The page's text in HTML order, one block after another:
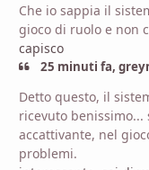
Che io sappia il
gioco di ruolo e non
capisco
25 minuti fa,
Detto questo, il
ricevuto
accattivante, nel
problemi.